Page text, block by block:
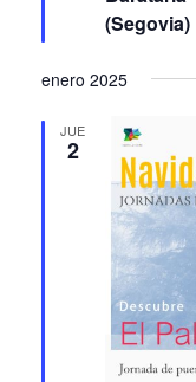
(Segovia)
enero 2025
JUE
2